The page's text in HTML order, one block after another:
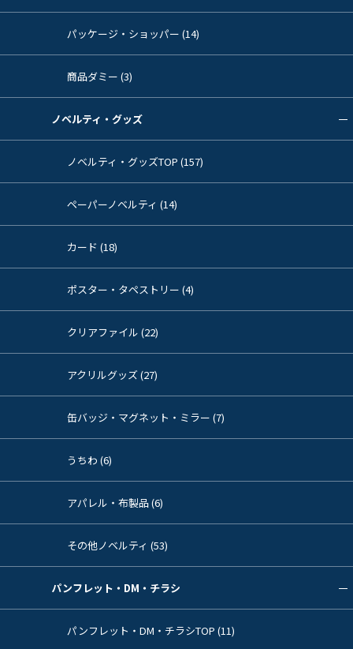
パッケージ・ショッパー (14)
商品ダミー (3)
ノベルティ・グッズ
ノベルティ・グッズTOP (157)
ペーパーノベルティ (14)
カード (18)
ポスター・タペストリー (4)
クリアファイル (22)
アクリルグッズ (27)
缶バッジ・マグネット・ミラー (7)
うちわ (6)
アパレル・布製品 (6)
その他ノベルティ (53)
パンフレット・DM・チラシ
パンフレット・DM・チラシTOP (11)